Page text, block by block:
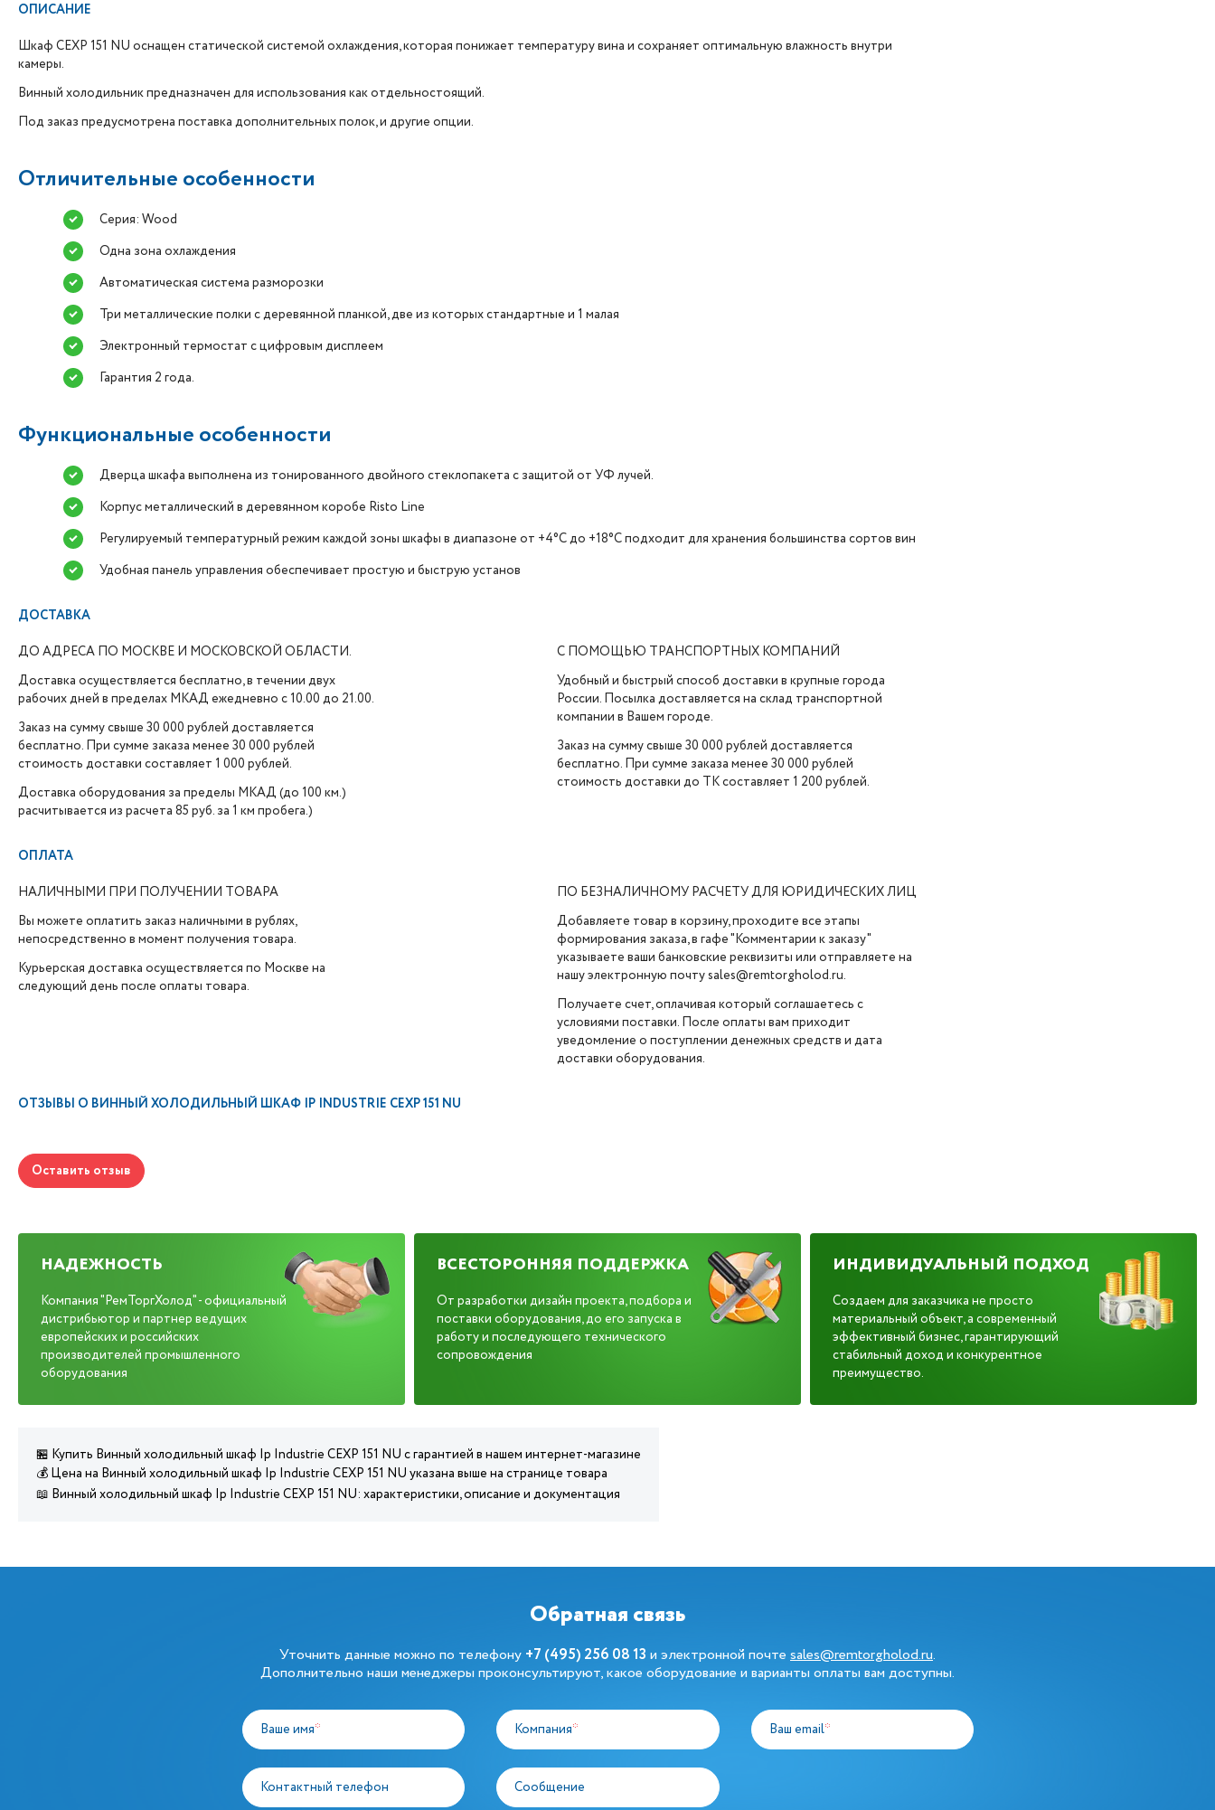
ОПИСАНИЕ
Шкаф CEXP 151 NU оснащен статической системой охлаждения, которая понижает температуру вина и сохраняет оптимальную влажность внутри
камеры.
Винный холодильник предназначен для использования как отдельностоящий.
Под заказ предусмотрена поставка дополнительных полок, и другие опции.
Отличительные особенности
Серия: Wood
Одна зона охлаждения
Автоматическая система разморозки
Три металлические полки с деревянной планкой, две из которых стандартные и 1 малая
Электронный термостат с цифровым дисплеем
Гарантия 2 года.
Функциональные особенности
Дверца шкафа выполнена из тонированного двойного стеклопакета с защитой от УФ лучей.
Корпус металлический в деревянном коробе Risto Line
Регулируемый температурный режим каждой зоны шкафы в диапазоне от +4°C до +18°C подходит для хранения большинства сортов вин
Удобная панель управления обеспечивает простую и быструю установ
ДОСТАВКА
ДО АДРЕСА ПО МОСКВЕ И МОСКОВСКОЙ ОБЛАСТИ.
Доставка осуществляется бесплатно, в течении двух
рабочих дней в пределах МКАД ежедневно с 10.00 до 21.00.
Заказ на сумму свыше 30 000 рублей доставляется
бесплатно. При сумме заказа менее 30 000 рублей
стоимость доставки составляет 1 000 рублей.
Доставка оборудования за пределы МКАД (до 100 км.)
расчитывается из расчета 85 руб. за 1 км пробега.)
С ПОМОЩЬЮ ТРАНСПОРТНЫХ КОМПАНИЙ
Удобный и быстрый способ доставки в крупные города
России. Посылка доставляется на склад транспортной
компании в Вашем городе.
Заказ на сумму свыше 30 000 рублей доставляется
бесплатно. При сумме заказа менее 30 000 рублей
стоимость доставки до ТК составляет 1 200 рублей.
ОПЛАТА
НАЛИЧНЫМИ ПРИ ПОЛУЧЕНИИ ТОВАРА
Вы можете оплатить заказ наличными в рублях,
непосредственно в момент получения товара.
Курьерская доставка осуществляется по Москве на
следующий день после оплаты товара.
ПО БЕЗНАЛИЧНОМУ РАСЧЕТУ ДЛЯ ЮРИДИЧЕСКИХ ЛИЦ
Добавляете товар в корзину, проходите все этапы
формирования заказа, в гафе "Комментарии к заказу"
указываете ваши банковские реквизиты или отправляете на
нашу электронную почту sales@remtorgholod.ru.
Получаете счет, оплачивая который соглашаетесь с
условиями поставки. После оплаты вам приходит
уведомление о поступлении денежных средств и дата
доставки оборудования.
ОТЗЫВЫ О ВИННЫЙ ХОЛОДИЛЬНЫЙ ШКАФ IP INDUSTRIE CEXP 151 NU
Оставить отзыв
НАДЕЖНОСТЬ
Компания "РемТоргХолод" - официальный
дистрибьютор и партнер ведущих
европейских и российских
производителей промышленного
оборудования
ВСЕСТОРОННЯЯ ПОДДЕРЖКА
От разработки дизайн проекта, подбора и
поставки оборудования, до его запуска в
работу и последующего технического
сопровождения
ИНДИВИДУАЛЬНЫЙ ПОДХОД
Создаем для заказчика не просто
материальный объект, а современный
эффективный бизнес, гарантирующий
стабильный доход и конкурентное
преимущество.
🏪 Купить Винный холодильный шкаф Ip Industrie CEXP 151 NU с гарантией в нашем интернет-магазине
💰 Цена на Винный холодильный шкаф Ip Industrie CEXP 151 NU указана выше на странице товара
📖 Винный холодильный шкаф Ip Industrie CEXP 151 NU: характеристики, описание и документация
Обратная связь
Уточнить данные можно по телефону +7 (495) 256 08 13 и электронной почте sales@remtorgholod.ru.
Дополнительно наши менеджеры проконсультируют, какое оборудование и варианты оплаты вам доступны.
Ваше имя* Компания* Ваш email*
Контактный телефон Сообщение